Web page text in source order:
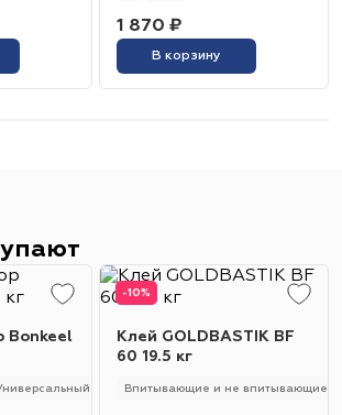
1 870 ₽
В корзину
Bonkeel
-10%
Клей GOLDBASTIK BF
60 19.5 кг
Впитывающие и не впитывающие